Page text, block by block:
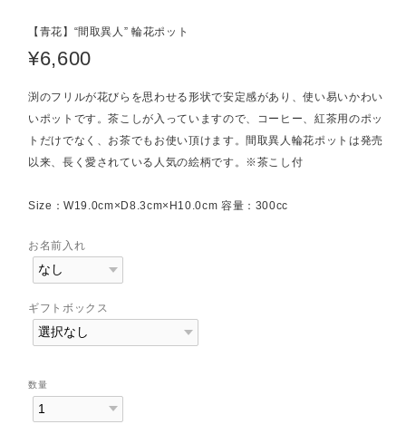
【青花】“間取異人” 輪花ポット
¥6,600
渕のフリルが花びらを思わせる形状で安定感があり、使い易いかわい
いポットです。茶こしが入っていますので、コーヒー、紅茶用のポッ
トだけでなく、お茶でもお使い頂けます。間取異人輪花ポットは発売
以来、長く愛されている人気の絵柄です。※茶こし付
Size：W19.0cm×D8.3cm×H10.0cm 容量：300cc
お名前入れ
ギフトボックス
数量